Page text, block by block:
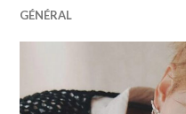
GÉNÉRAL